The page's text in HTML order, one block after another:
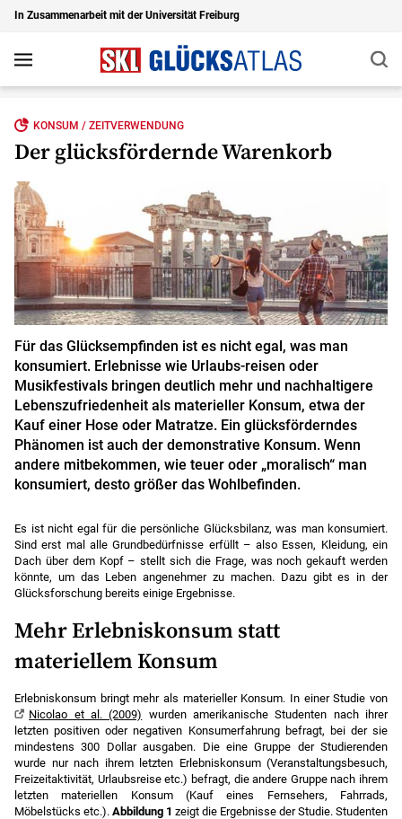
In Zusammenarbeit mit der Universität Freiburg
Navigation
KONSUM / ZEITVERWENDUNG
Der glücksfördernde Warenkorb
Für das Glücksempfinden ist es nicht egal, was man
konsumiert. Erlebnisse wie Urlaubs-reisen oder
Musikfestivals bringen deutlich mehr und nachhaltigere
Lebenszufriedenheit als materieller Konsum, etwa der
Kauf einer Hose oder Matratze. Ein glücksförderndes
Phänomen ist auch der demonstrative Konsum. Wenn
andere mitbekommen, wie teuer oder „moralisch“ man
konsumiert, desto größer das Wohlbefinden.
Es ist nicht egal für die persönliche Glücksbilanz, was man konsumiert.
Sind erst mal alle Grundbedürfnisse erfüllt – also Essen, Kleidung, ein
Dach über dem Kopf – stellt sich die Frage, was noch gekauft werden
könnte, um das Leben angenehmer zu machen. Dazu gibt es in der
Glücksforschung bereits einige Ergebnisse.
Mehr Erlebniskonsum statt
materiellem Konsum
Erlebniskonsum bringt mehr als materieller Konsum. In einer Studie von
Nicolao et al. (2009) wurden amerikanische Studenten nach ihrer
letzten positiven oder negativen Konsumerfahrung befragt, bei der sie
mindestens 300 Dollar ausgaben. Die eine Gruppe der Studierenden
wurde nur nach ihrem letzten Erlebniskonsum (Veranstaltungsbesuch,
Freizeitaktivität, Urlaubsreise etc.) befragt, die andere Gruppe nach ihrem
letzten materiellen Konsum (Kauf eines Fernsehers, Fahrrads,
Möbelstücks etc.). Abbildung 1 zeigt die Ergebnisse der Studie. Studenten